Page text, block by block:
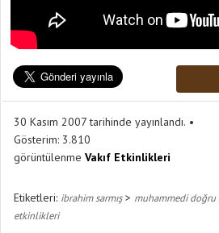
30 Kasım 2007 tarihinde yayınlandı.
Gösterim: 3.810
görüntülenme Vakıf Etkinlikleri
Etiketleri: ibrahim sarmış> muhammedi doğru
etkinlikleri